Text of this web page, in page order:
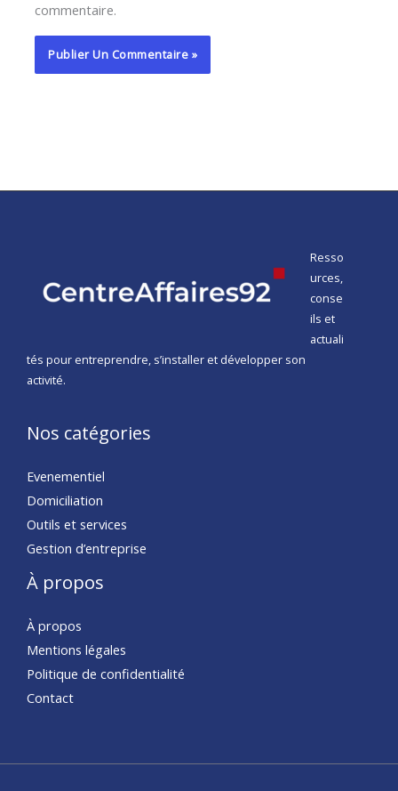
commentaire.
Resso
urces,
conse
ils et
actuali
tés pour entreprendre, s’installer et développer son
activité.
Nos catégories
Evenementiel
Domiciliation
Outils et services
Gestion d’entreprise
À propos
À propos
Mentions légales
Politique de confidentialité
Contact